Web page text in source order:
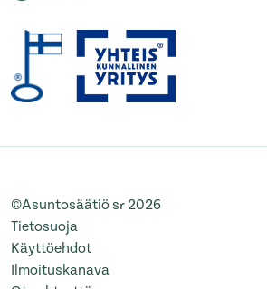
©Asuntosäätiö sr 2026
Tietosuoja
Käyttöehdot
Ilmoituskanava